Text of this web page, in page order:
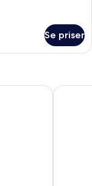
Se priser
Elite